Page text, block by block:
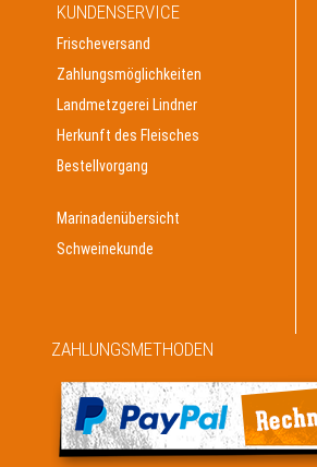
KUNDENSERVICE
Frischeversand
Zahlungsmöglichkeiten
Landmetzgerei Lindner
Herkunft des Fleisches
Bestellvorgang
Marinadenübersicht
Schweinekunde
ZAHLUNGSMETHODEN